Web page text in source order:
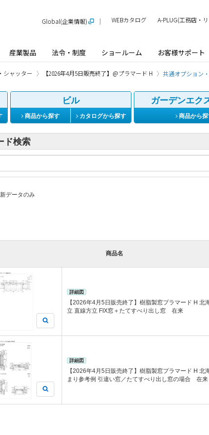
産業製品 法令・制度 ショールーム お客様サポート
Global(企業情報) WEBカタログ A-PLUG(工務店・
シャッター 【2026年4月5日販売終了】@プラマード H 共通オプション
ビル
商品から探す カタログから探す
ガーデンエク
商品から探
ド検索
データのみ
商品名
詳細図
【2026年4月5日販売終了】樹脂製窓プラマード H 北
立 直線方立 FIX窓＋たてすべり出し窓 在来
詳細図
【2026年4月5日販売終了】樹脂製窓プラマード H 北
まり参考例 引違い窓／たてすべり出し窓の場合 在来